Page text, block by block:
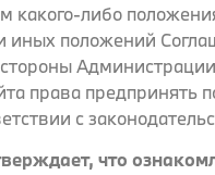
какого-либо
иных положений
права предпринять
с
что